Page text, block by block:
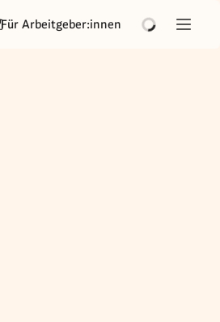
Für Arbeitgeber:innen